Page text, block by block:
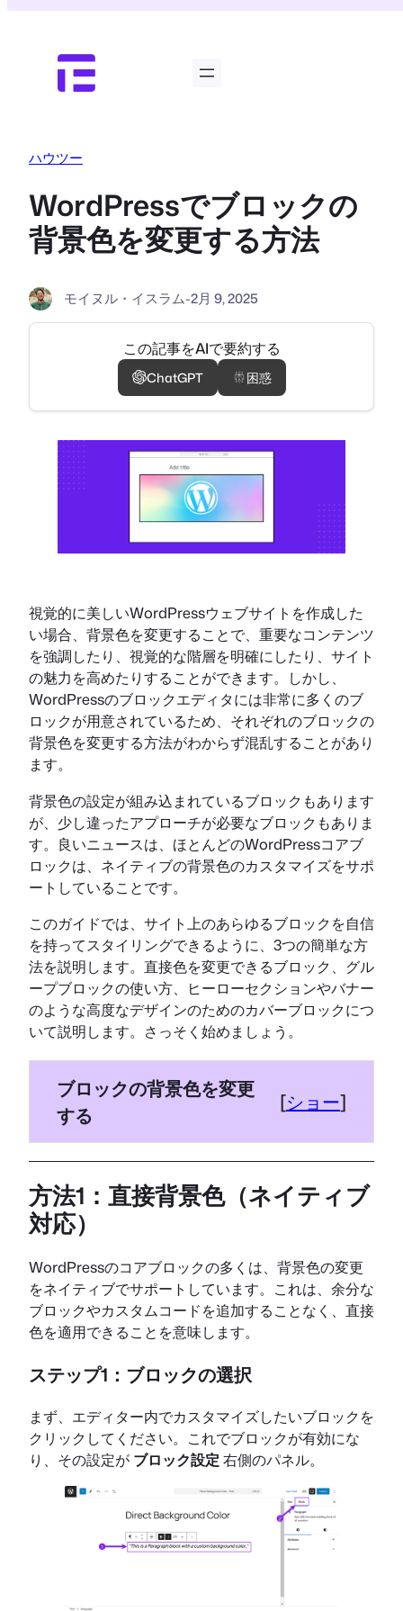
ハウツー
WordPressでブロックの
背景色を変更する方法
モイヌル・イスラム-2月 9, 2025
この記事をAIで要約する
ChatGPT 困惑
視覚的に美しいWordPressウェブサイトを作成した
い場合、背景色を変更することで、重要なコンテンツ
を強調したり、視覚的な階層を明確にしたり、サイト
の魅力を高めたりすることができます。しかし、
WordPressのブロックエディタには非常に多くのブ
ロックが用意されているため、それぞれのブロックの
背景色を変更する方法がわからず混乱することがあり
ます。
背景色の設定が組み込まれているブロックもあります
が、少し違ったアプローチが必要なブロックもありま
す。良いニュースは、ほとんどのWordPressコアブ
ロックは、ネイティブの背景色のカスタマイズをサポ
ートしていることです。
このガイドでは、サイト上のあらゆるブロックを自信
を持ってスタイリングできるように、3つの簡単な方
法を説明します。直接色を変更できるブロック、グル
ープブロックの使い方、ヒーローセクションやバナー
のような高度なデザインのためのカバーブロックにつ
いて説明します。さっそく始めましょう。
ブロックの背景色を変更
する
[ショー]
方法1：直接背景色（ネイティブ
対応）
WordPressのコアブロックの多くは、背景色の変更
をネイティブでサポートしています。これは、余分な
ブロックやカスタムコードを追加することなく、直接
色を適用できることを意味します。
ステップ1：ブロックの選択
まず、エディター内でカスタマイズしたいブロックを
クリックしてください。これでブロックが有効にな
り、その設定が ブロック設定 右側のパネル。